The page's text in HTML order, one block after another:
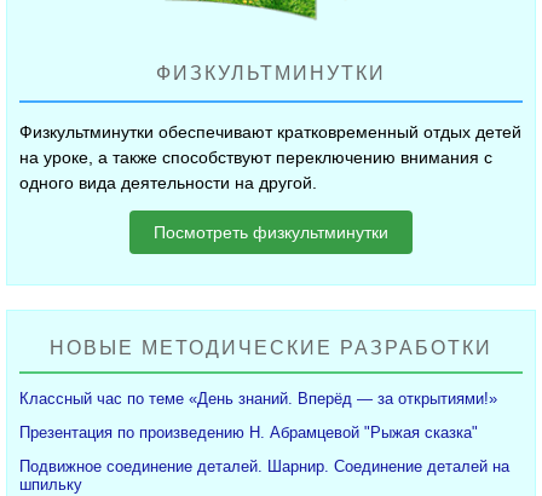
ФИЗКУЛЬТМИНУТКИ
Физкультминутки обеспечивают кратковременный отдых детей
на уроке, а также способствуют переключению внимания с
одного вида деятельности на другой.
Посмотреть физкультминутки
НОВЫЕ МЕТОДИЧЕСКИЕ РАЗРАБОТКИ
Классный час по теме «День знаний. Вперёд — за открытиями!»
Презентация по произведению Н. Абрамцевой "Рыжая сказка"
Подвижное соединение деталей. Шарнир. Соединение деталей на
шпильку